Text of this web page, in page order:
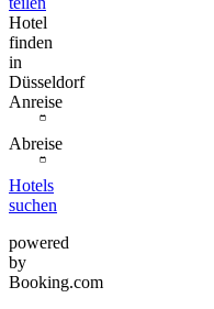
Hotel
finden
in
Düsseldorf
Anreise
Abreise
Hotels
suchen
powered
by
Booking.com